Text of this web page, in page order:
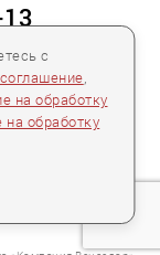
с
на обработку
на обработку
2
Все права